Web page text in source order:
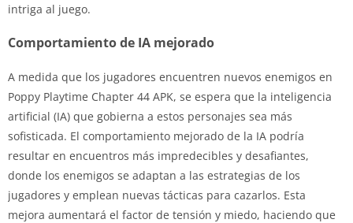
intriga al juego.
Comportamiento de IA mejorado
A medida que los jugadores encuentren nuevos enemigos en
Poppy Playtime Chapter 44 APK, se espera que la inteligencia
artificial (IA) que gobierna a estos personajes sea más
sofisticada. El comportamiento mejorado de la IA podría
resultar en encuentros más impredecibles y desafiantes,
donde los enemigos se adaptan a las estrategias de los
jugadores y emplean nuevas tácticas para cazarlos. Esta
mejora aumentará el factor de tensión y miedo, haciendo que